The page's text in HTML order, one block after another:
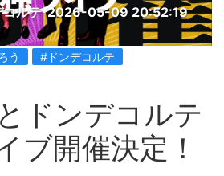
ルテ 2026-05-09 20:52:19
う #ドンデコルテ
ドンデコルテ
ブ開催決定！